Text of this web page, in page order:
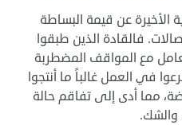
الأخيرة عن قيمة البساطة
فالقادة الذين طبقوا
مع المواقف المضطربة
في العمل غالباً ما أنتجوا
مما أدى إلى تفاقم حالة
والشك.